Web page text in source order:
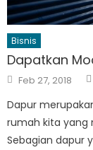
Bisnis
Dapatkan
Posted
on
Feb 27, 2018
Dapur
rumah kita yang
Sebagian dapur